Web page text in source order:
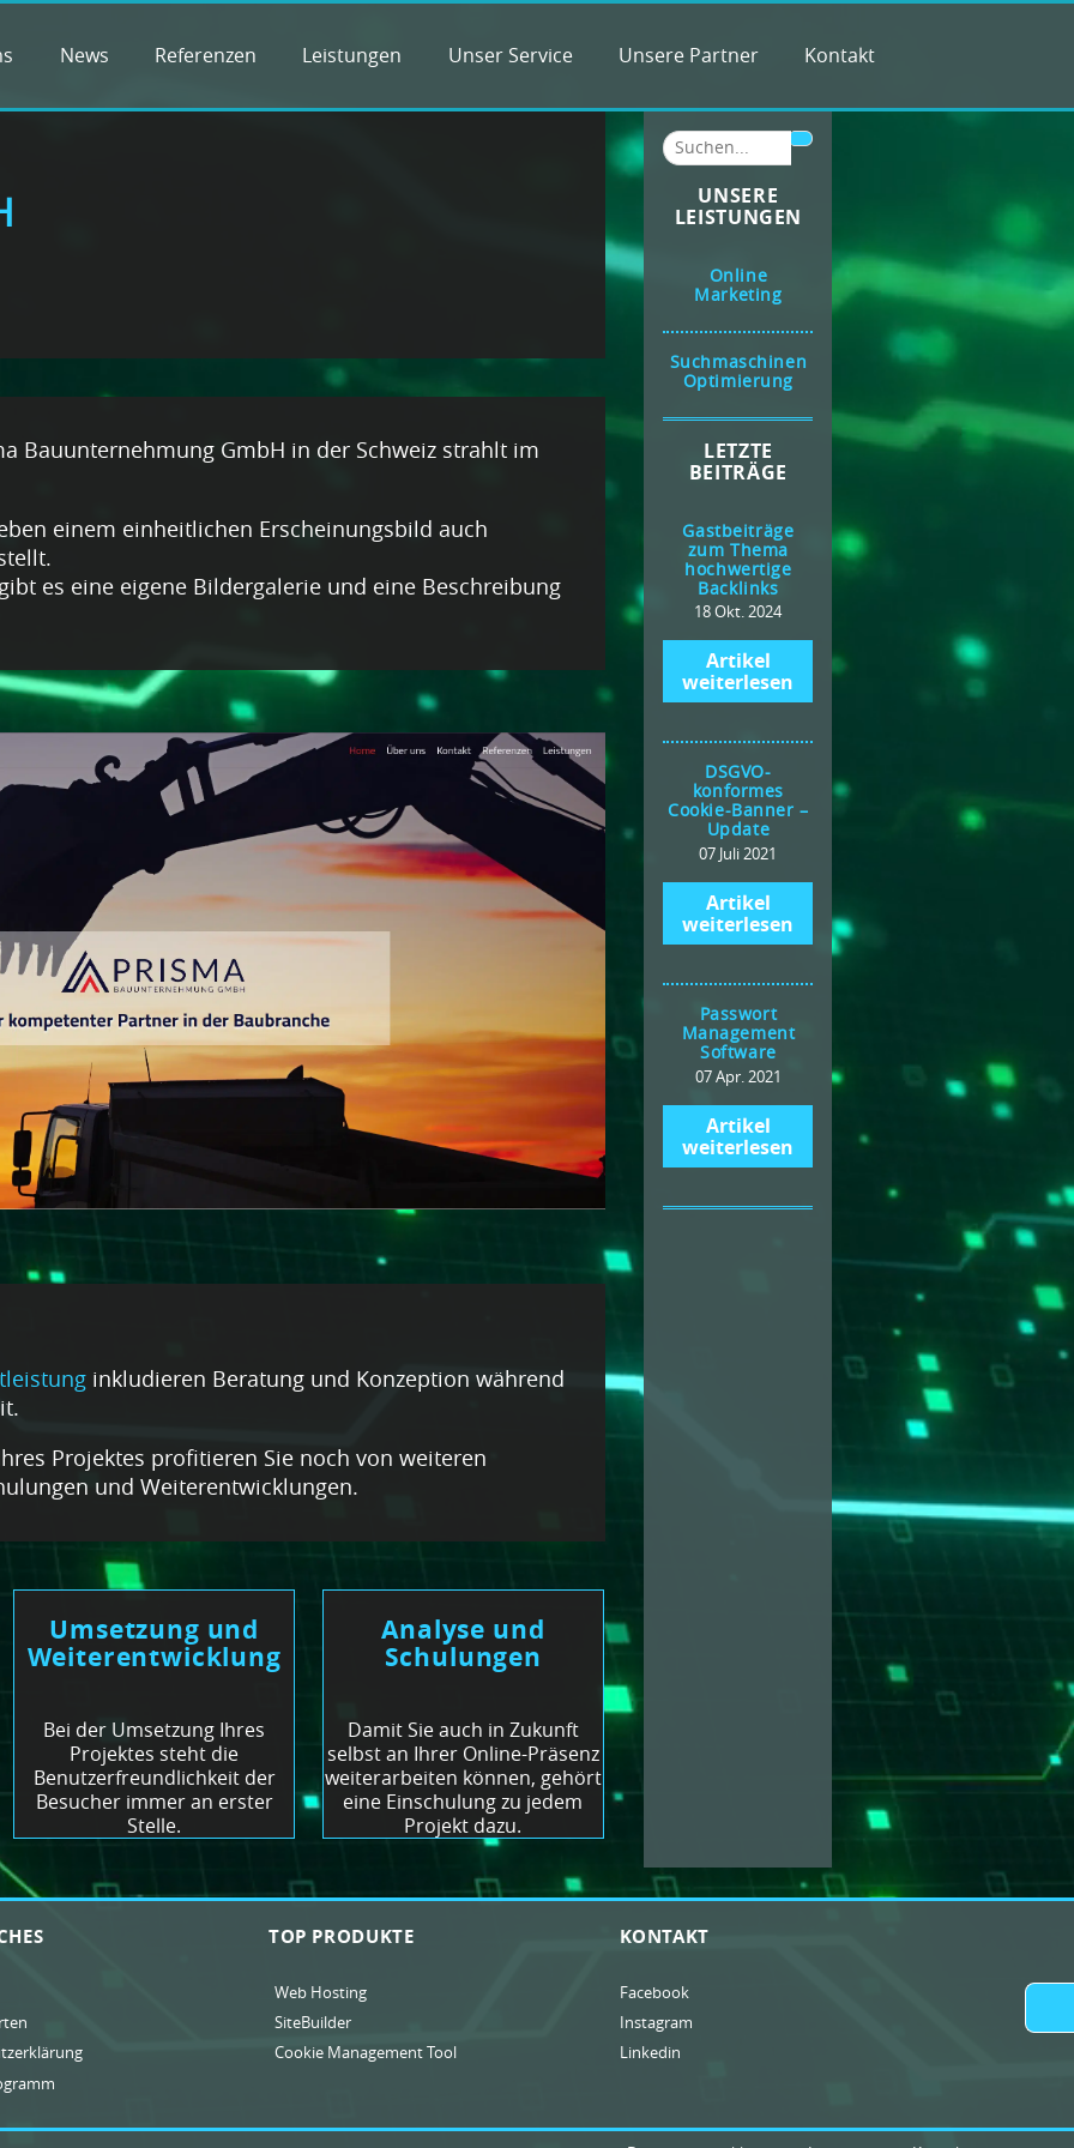
News Referenzen Leistungen Unser Service Unsere Partner Kontakt
Bauunternehmung GmbH in der Schweiz strahlt im
einem einheitlichen Erscheinungsbild auch
es eine eigene Bildergalerie und eine Beschreibung
inkludieren Beratung und Konzeption während
Projektes profitieren Sie noch von weiteren
und Weiterentwicklungen.
Umsetzung und
Weiterentwicklung
Bei der Umsetzung Ihres
Projektes steht die
Benutzerfreundlichkeit der
Besucher immer an erster
Stelle.
Analyse und
Schulungen
Damit Sie auch in Zukunft
selbst an Ihrer Online-Präsenz
weiterarbeiten können, gehört
eine Einschulung zu jedem
Projekt dazu.
UNSERE
LEISTUNGEN
Online
Marketing
Suchmaschinen
Optimierung
LETZTE
BEITRÄGE
Gastbeiträge
zum Thema
hochwertige
Backlinks
18 Okt. 2024
Artikel
weiterlesen
DSGVO-
konformes
Cookie-Banner –
Update
07 Juli 2021
Artikel
weiterlesen
Passwort
Management
Software
07 Apr. 2021
Artikel
weiterlesen
TOP PRODUKTE
Web Hosting
SiteBuilder
Cookie Management Tool
KONTAKT
Facebook
Instagram
Linkedin